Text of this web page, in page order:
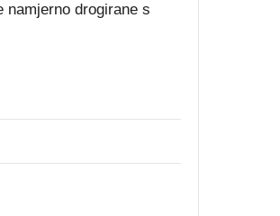
namjerno drogirane s